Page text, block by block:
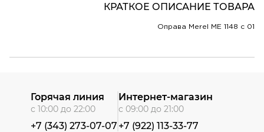
КРАТКОЕ ОПИСАНИЕ ТОВАРА
Оправа Merel ME 1148 c 01
Горячая линия
с 10:00 до 22:00
+7 (343) 273-07-07
Интернет-магазин
с 09:00 до 21:00
+7 (922) 113-33-77